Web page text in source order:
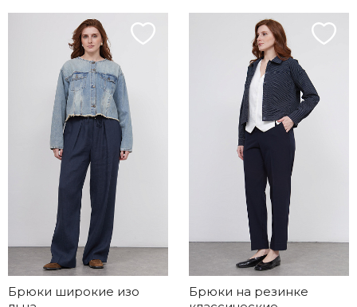
Брюки широкие изо
Брюки на резинке